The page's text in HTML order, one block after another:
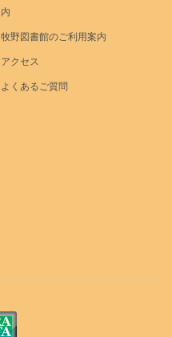
内
牧野図書館のご利用案内
アクセス
よくあるご質問